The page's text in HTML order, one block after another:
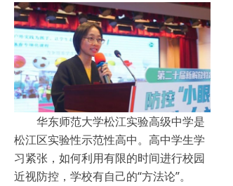
华东师范大学松江实验高级中学是
松江区实验性示范性高中。高中学生学
习紧张，如何利用有限的时间进行校园
近视防控，学校有自己的“方法论”。